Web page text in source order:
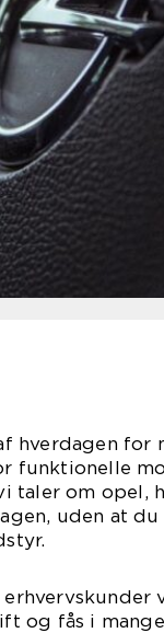
hverdagen for
funktionelle
taler om opel,
uden at
og fås i